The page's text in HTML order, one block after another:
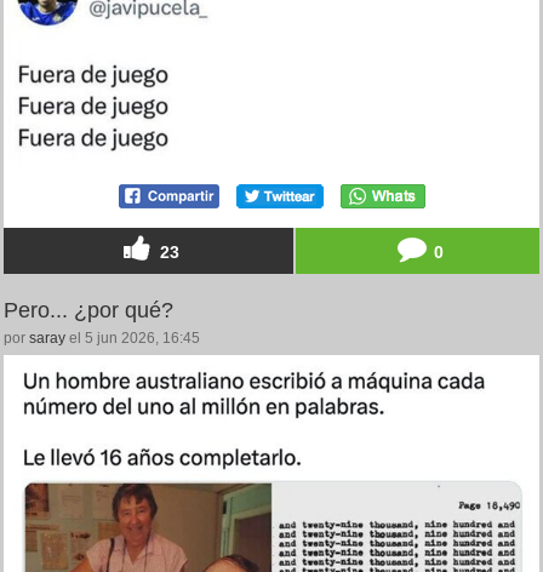
23 0
Pero... ¿por qué?
por saray el 5 jun 2026, 16:45